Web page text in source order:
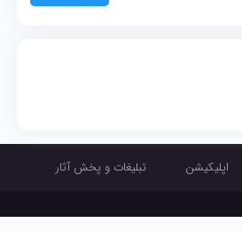
اپلیکیشن تبلیغات و پخش آثار